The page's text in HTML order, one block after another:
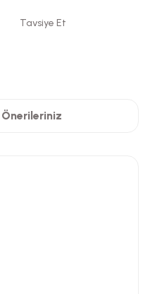
Tavsiye Et
Önerileriniz